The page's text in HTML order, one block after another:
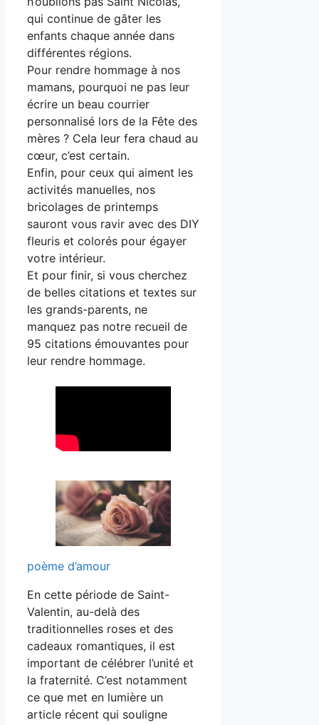
qui continue de gâter les
enfants chaque année dans
différentes régions.
Pour rendre hommage à nos
mamans, pourquoi ne pas leur
écrire un beau courrier
personnalisé lors de la Fête des
mères ? Cela leur fera chaud au
cœur, c’est certain.
Enfin, pour ceux qui aiment les
activités manuelles, nos
bricolages de printemps
sauront vous ravir avec des DIY
fleuris et colorés pour égayer
votre intérieur.
Et pour finir, si vous cherchez
de belles citations et textes sur
les grands-parents, ne
manquez pas notre recueil de
95 citations émouvantes pour
leur rendre hommage.
poème d’amour
En cette période de Saint-
Valentin, au-delà des
traditionnelles roses et des
cadeaux romantiques, il est
important de célébrer l’unité et
la fraternité. C’est notamment
ce que met en lumière un
article récent qui souligne